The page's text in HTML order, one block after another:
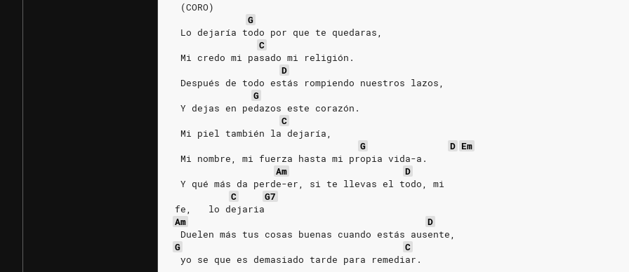
(CORO)
G
Lo dejaría todo por que te quedaras,
C
Mi credo mi pasado mi religión.
D
Después de todo estás rompiendo nuestros lazos,
G
Y dejas en pedazos este corazón.
C
Mi piel también la dejaría,
G
D Em
Mi nombre, mi fuerza hasta mi propia vida-a.
Am
D
Y qué más da perde-er, si te llevas el todo, mi
C
G7
fe,   lo dejaria
Am
D
Duelen más tus cosas buenas cuando estás ausente,
G
C
yo se que es demasiado tarde para remediar.